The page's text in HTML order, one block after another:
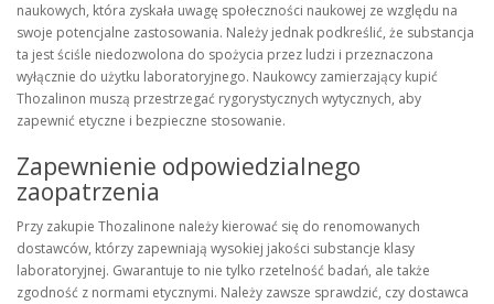
naukowych, która zyskała uwagę społeczności naukowej ze względu na
swoje potencjalne zastosowania. Należy jednak podkreślić, że substancja
ta jest ściśle niedozwolona do spożycia przez ludzi i przeznaczona
wyłącznie do użytku laboratoryjnego. Naukowcy zamierzający kupić
Thozalinon muszą przestrzegać rygorystycznych wytycznych, aby
zapewnić etyczne i bezpieczne stosowanie.
Zapewnienie odpowiedzialnego
zaopatrzenia
Przy zakupie Thozalinone należy kierować się do renomowanych
dostawców, którzy zapewniają wysokiej jakości substancje klasy
laboratoryjnej. Gwarantuje to nie tylko rzetelność badań, ale także
zgodność z normami etycznymi. Należy zawsze sprawdzić, czy dostawca